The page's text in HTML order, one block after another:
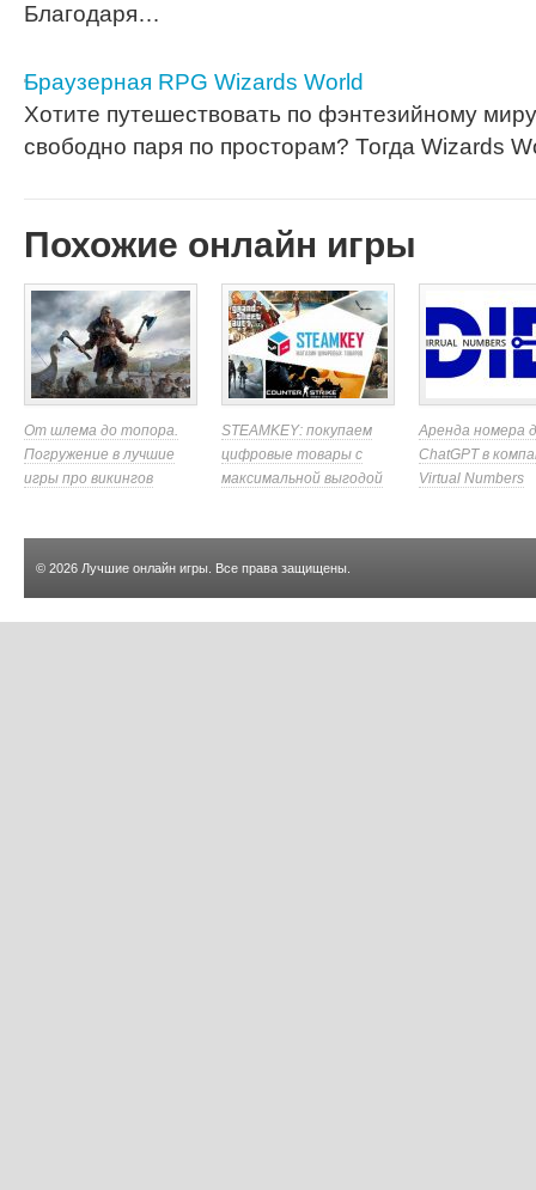
Благодаря…
Браузерная RPG Wizards World
Хотите путешествовать по фэнтезийному
свободно паря по просторам? Тогда Wizards
Похожие онлайн игры
От шлема до топора.
Погружение в лучшие
игры про викингов
STEAMKEY: покупаем
цифровые товары с
максимальной выгодой
Аренда номера
ChatGPT в
Virtual Numbers
© 2026 Лучшие онлайн игры . Все права защищены.